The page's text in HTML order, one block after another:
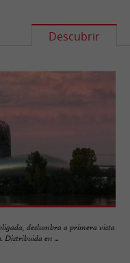
Descubrir
deslumbra a primera vista
Distribuida en ...